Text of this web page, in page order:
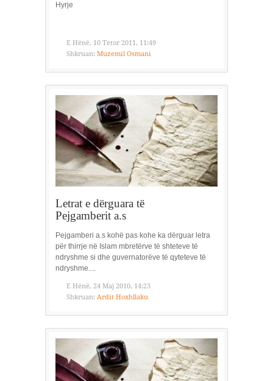
Hyrje
E Hënë, 10 Tetor 2011, 11:49
Shkruan: Muzemil Osmani
Letrat e dërguara të
Pejgamberit a.s
Pejgamberi a.s kohë pas kohe ka dërguar letra
për thirrje në Islam mbretërve të shteteve të
ndryshme si dhe guvernatorëve të qyteteve të
ndryshme....
E Hënë, 24 Maj 2010, 14:23
Shkruan: Ardit Hoxhllaku